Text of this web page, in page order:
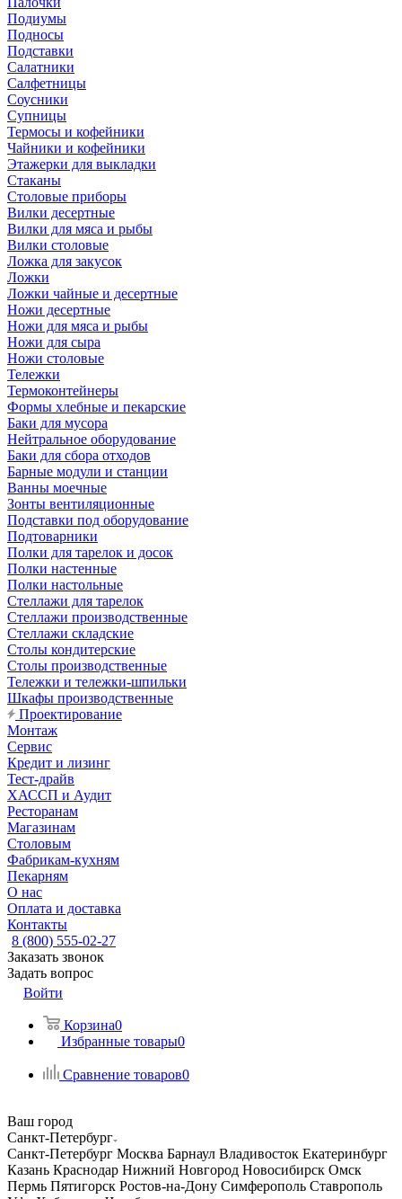
Подиумы
Подносы
Подставки
Салатники
Салфетницы
Соусники
Супницы
Термосы и кофейники
Чайники и кофейники
Этажерки для выкладки
Стаканы
Столовые приборы
Вилки десертные
Вилки для мяса и рыбы
Вилки столовые
Ложка для закусок
Ложки
Ложки чайные и десертные
Ножи десертные
Ножи для мяса и рыбы
Ножи для сыра
Ножи столовые
Тележки
Термоконтейнеры
Формы хлебные и пекарские
Баки для мусора
Нейтральное оборудование
Баки для сбора отходов
Барные модули и станции
Ванны моечные
Зонты вентиляционные
Подставки под оборудование
Подтоварники
Полки для тарелок и досок
Полки настенные
Полки настольные
Стеллажи для тарелок
Стеллажи производственные
Стеллажи складские
Столы кондитерские
Столы производственные
Тележки и тележки-шпильки
Шкафы производственные
Проектирование
Монтаж
Сервис
Кредит и лизинг
Тест-драйв
ХАССП и Аудит
Ресторанам
Магазинам
Столовым
Фабрикам-кухням
Пекарням
О нас
Оплата и доставка
Контакты
8 (800) 555-02-27
Заказать звонок
Задать вопрос
Войти
Корзина0
Избранные товары0
Сравнение товаров0
Ваш город
Санкт-Петербург
Санкт-Петербург Москва Барнаул Владивосток Екатеринбург
Казань Краснодар Нижний Новгород Новосибирск Омск
Пермь Пятигорск Ростов-на-Дону Симферополь Ставрополь